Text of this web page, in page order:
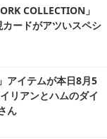
COLLECTION」
ードがアツいスペシ
アイテムが本日8月5
リアンとハムのダイ
ん